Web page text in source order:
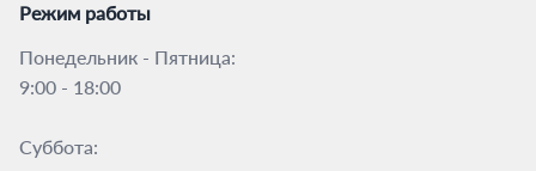
Режим работы
Понедельник - Пятница:
9:00 - 18:00
Суббота: